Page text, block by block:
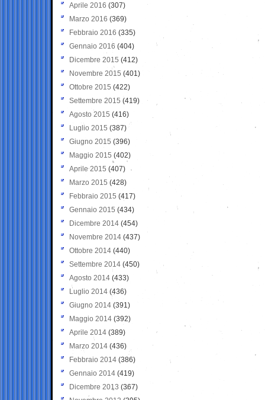
Aprile 2016 (307)
Marzo 2016 (369)
Febbraio 2016 (335)
Gennaio 2016 (404)
Dicembre 2015 (412)
Novembre 2015 (401)
Ottobre 2015 (422)
Settembre 2015 (419)
Agosto 2015 (416)
Luglio 2015 (387)
Giugno 2015 (396)
Maggio 2015 (402)
Aprile 2015 (407)
Marzo 2015 (428)
Febbraio 2015 (417)
Gennaio 2015 (434)
Dicembre 2014 (454)
Novembre 2014 (437)
Ottobre 2014 (440)
Settembre 2014 (450)
Agosto 2014 (433)
Luglio 2014 (436)
Giugno 2014 (391)
Maggio 2014 (392)
Aprile 2014 (389)
Marzo 2014 (436)
Febbraio 2014 (386)
Gennaio 2014 (419)
Dicembre 2013 (367)